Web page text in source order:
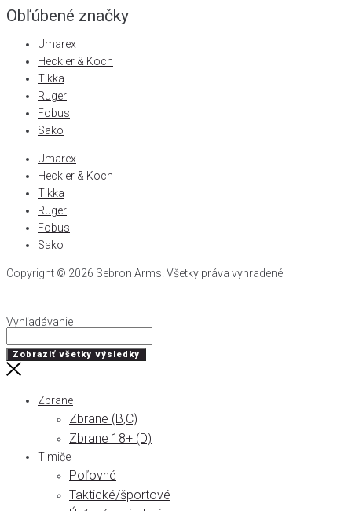
Obľúbené značky
Umarex
Heckler & Koch
Tikka
Ruger
Fobus
Sako
Umarex
Heckler & Koch
Tikka
Ruger
Fobus
Sako
Copyright © 2026 Sebron Arms. Všetky práva vyhradené
Vyhľadávanie
...Zobraziť všetky výsledky
Zbrane
Zbrane (B,C)
Zbrane 18+ (D)
Tlmiče
Poľovné
Taktické/športové